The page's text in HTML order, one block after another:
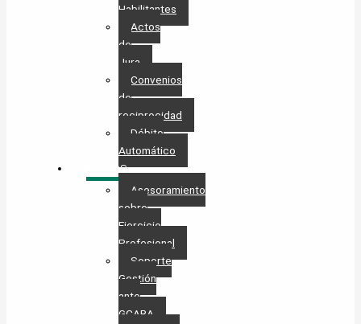
Habilitantes
Actos
de
Jura
Convenios
de
reciprocidad
Débito
Automático
SERVICIOS
Asesoramiento
sobre
Ejercicio
Profesional
Soporte
Gestión
ante
GCABA